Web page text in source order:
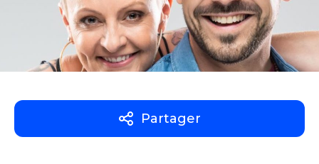
Partager